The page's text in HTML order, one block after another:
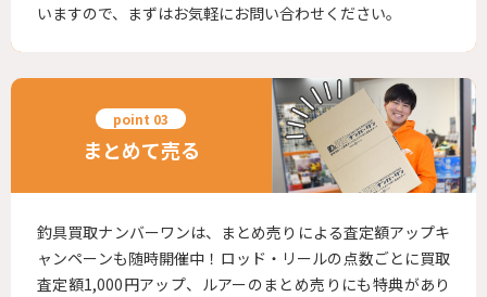
いますので、まずはお気軽にお問い合わせください。
まとめて売る
釣具買取ナンバーワンは、まとめ売りによる査定額アップキ
ャンペーンも随時開催中！ロッド・リールの点数ごとに買取
査定額1,000円アップ、ルアーのまとめ売りにも特典があり